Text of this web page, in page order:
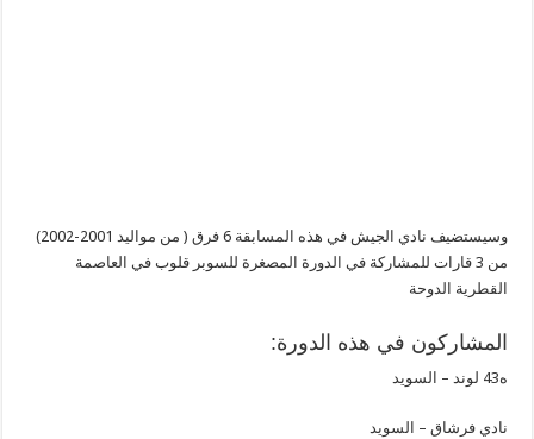
وسيستضيف نادي الجيش في هذه المسابقة 6 فرق ( من مواليد 2001-2002)
من 3 قارات للمشاركة في الدورة المصغرة للسوبر قلوب في العاصمة
القطرية الدوحة
المشاركون في هذه الدورة:
ه43 لوند – السويد
نادي فرشاق – السويد